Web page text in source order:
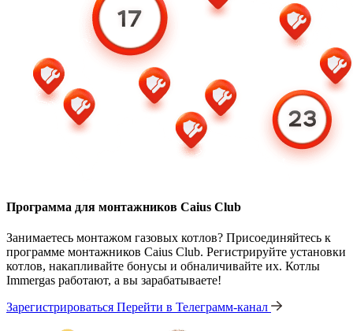
Программа для монтажников Caius Club
Занимаетесь монтажом газовых котлов? Присоединяйтесь к
программе монтажников Caius Club. Регистрируйте установки
котлов, накапливайте бонусы и обналичивайте их. Котлы
Immergas работают, а вы зарабатываете!
Зарегистрироваться Перейти в Телеграмм-канал